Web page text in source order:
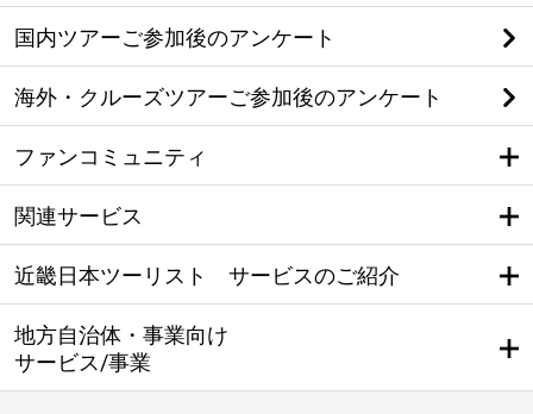
国内ツアーご参加後のアンケート
海外・クルーズツアーご参加後のアンケート
ファンコミュニティ
関連サービス
近畿日本ツーリスト サービスのご紹介
地方自治体・事業向け
サービス/事業